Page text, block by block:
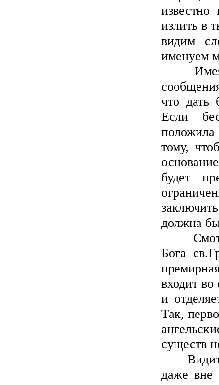
излить в
видим
именуем
Имея
что дать
Если
положила
тому,
будет
должна
Бога
входит во
и
Так,
существ
Видите,
даже вне